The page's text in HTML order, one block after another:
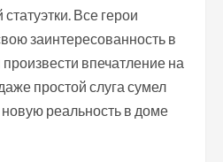
Все герои
заинтересованность в
произвести впечатление на
простой слуга сумел
новую реальность в доме